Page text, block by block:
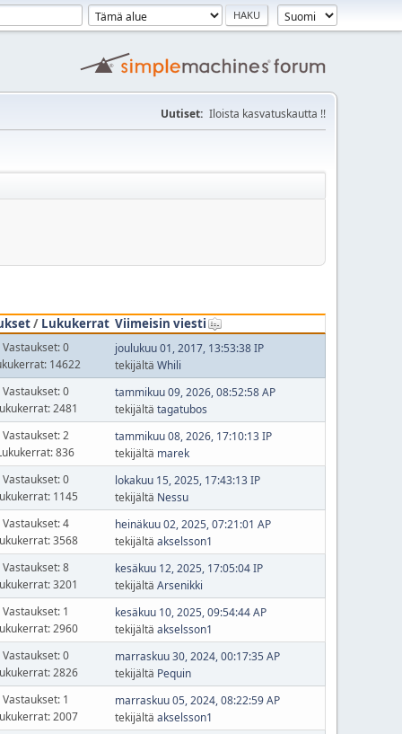
Uutiset: Iloista kasvatuskautta !!
/ Lukukerrat Viimeisin viesti
Vastaukset: 0
14622
joulukuu 01, 2017, 13:53:38 IP
tekijältä Whili
Vastaukset: 0
2481
tammikuu 09, 2026, 08:52:58 AP
tekijältä tagatubos
Vastaukset: 2
836
tammikuu 08, 2026, 17:10:13 IP
tekijältä marek
Vastaukset: 0
1145
lokakuu 15, 2025, 17:43:13 IP
tekijältä Nessu
Vastaukset: 4
3568
heinäkuu 02, 2025, 07:21:01 AP
tekijältä akselsson1
Vastaukset: 8
3201
kesäkuu 12, 2025, 17:05:04 IP
tekijältä Arsenikki
Vastaukset: 1
2960
kesäkuu 10, 2025, 09:54:44 AP
tekijältä akselsson1
Vastaukset: 0
2826
marraskuu 30, 2024, 00:17:35 AP
tekijältä Pequin
Vastaukset: 1
2007
marraskuu 05, 2024, 08:22:59 AP
tekijältä akselsson1